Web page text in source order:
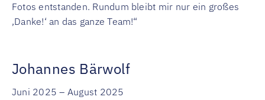
Fotos entstanden. Rundum bleibt mir nur ein großes
‚Danke!‘ an das ganze Team!“
Johannes Bärwolf
Juni 2025 – August 2025